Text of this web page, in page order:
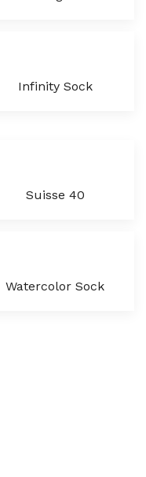
Infinity Sock
Suisse 40
Watercolor Sock